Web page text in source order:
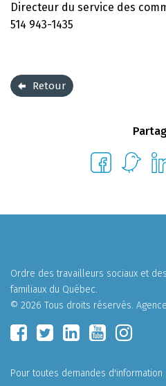
Directeur du service des
514 943-1435
Retour
Ordre des travailleurs sociaux et
familiaux du Québec.
© 2026 Tous droits réservés.
Pour toutes demandes